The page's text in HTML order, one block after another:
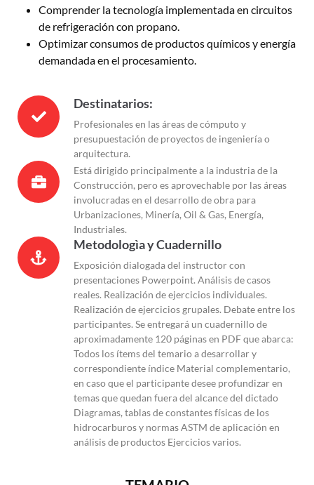
Comprender la tecnología implementada en circuitos
de refrigeración con propano.
Optimizar consumos de productos químicos y energía
demandada en el procesamiento.
Destinatarios:
Profesionales en las áreas de cómputo y
presupuestación de proyectos de ingeniería o
arquitectura.
Está dirigido principalmente a la industria de la
Construcción, pero es aprovechable por las áreas
involucradas en el desarrollo de obra para
Urbanizaciones, Minería, Oil & Gas, Energía,
Industriales.
Metodologìa y Cuadernillo
Exposición dialogada del instructor con
presentaciones Powerpoint. Análisis de casos
reales. Realización de ejercicios individuales.
Realización de ejercicios grupales. Debate entre los
participantes. Se entregará un cuadernillo de
aproximadamente 120 páginas en PDF que abarca:
Todos los ítems del temario a desarrollar y
correspondiente índice Material complementario,
en caso que el participante desee profundizar en
temas que quedan fuera del alcance del dictado
Diagramas, tablas de constantes físicas de los
hidrocarburos y normas ASTM de aplicación en
análisis de productos Ejercicios varios.